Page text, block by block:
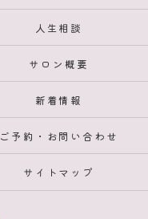
人生相談
サロン概要
新着情報
ご予約・お問い合わせ
サイトマップ